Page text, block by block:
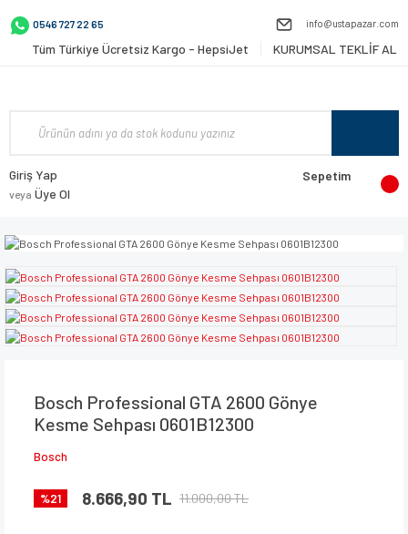
0546 727 22 65 info@ustapazar.com
Tüm Türkiye Ücretsiz Kargo - HepsiJet KURUMSAL TEKLİF AL
Giriş Yap
veya Üye Ol
Sepetim
Bosch Professional GTA 2600 Gönye
Kesme Sehpası 0601B12300
Bosch
%21 8.666,90 TL 11.000,00 TL